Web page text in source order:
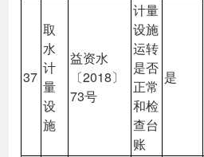
37
取
水
计
量
设
施
益资水
〔2018〕
73号
计量
设施
运转
是否
正常
和检
查台
账
是